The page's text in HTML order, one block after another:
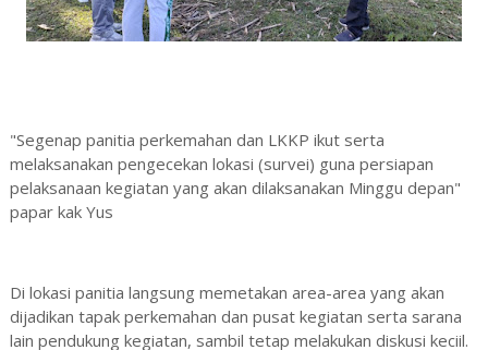
"Segenap panitia perkemahan dan LKKP ikut serta
melaksanakan pengecekan lokasi (survei) guna persiapan
pelaksanaan kegiatan yang akan dilaksanakan Minggu depan"
papar kak Yus
Di lokasi panitia langsung memetakan area-area yang akan
dijadikan tapak perkemahan dan pusat kegiatan serta sarana
lain pendukung kegiatan, sambil tetap melakukan diskusi keciil.